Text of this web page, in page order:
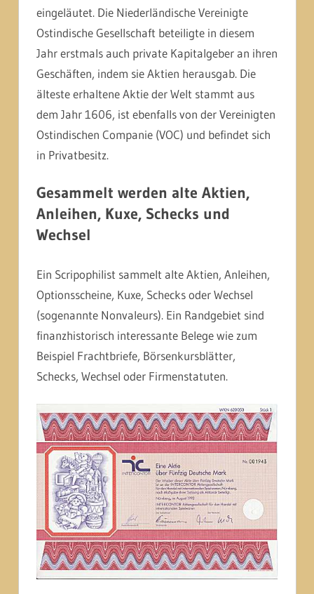
eingeläutet. Die Niederländische Vereinigte
Ostindische Gesellschaft beteiligte in diesem
Jahr erstmals auch private Kapitalgeber an ihren
Geschäften, indem sie Aktien herausgab. Die
älteste erhaltene Aktie der Welt stammt aus
dem Jahr 1606, ist ebenfalls von der Vereinigten
Ostindischen Companie (VOC) und befindet sich
in Privatbesitz.
Gesammelt werden alte Aktien,
Anleihen, Kuxe, Schecks und
Wechsel
Ein Scripophilist sammelt alte Aktien, Anleihen,
Optionsscheine, Kuxe, Schecks oder Wechsel
(sogenannte Nonvaleurs). Ein Randgebiet sind
finanzhistorisch interessante Belege wie zum
Beispiel Frachtbriefe, Börsenkursblätter,
Schecks, Wechsel oder Firmenstatuten.